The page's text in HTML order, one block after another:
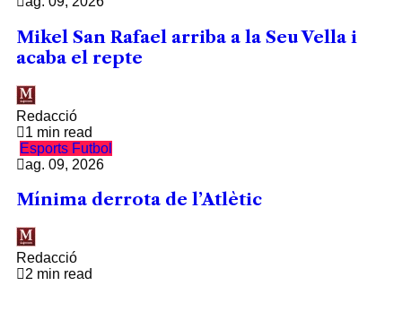
Mikel San Rafael arriba a la Seu Vella i
acaba el repte
Redacció
1 min read
Esports Futbol
ag. 09, 2026
Mínima derrota de l’Atlètic
Redacció
2 min read